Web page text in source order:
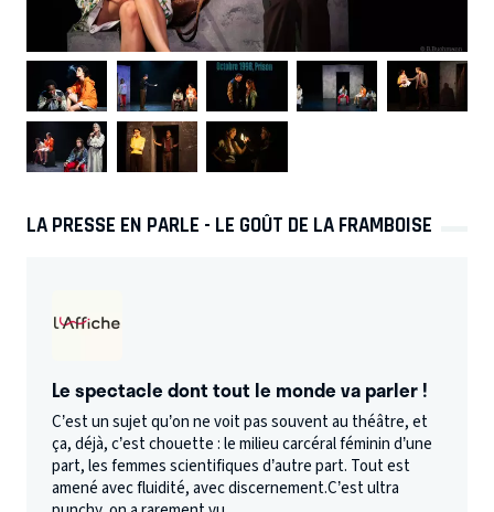
LA PRESSE EN PARLE - LE GOÛT DE LA FRAMBOISE
Le spectacle dont tout le monde va parler !
C’est un sujet qu’on ne voit pas souvent au théâtre, et
ça, déjà, c’est chouette : le milieu carcéral féminin d’une
part, les femmes scientifiques d’autre part. Tout est
amené avec fluidité, avec discernement.C’est ultra